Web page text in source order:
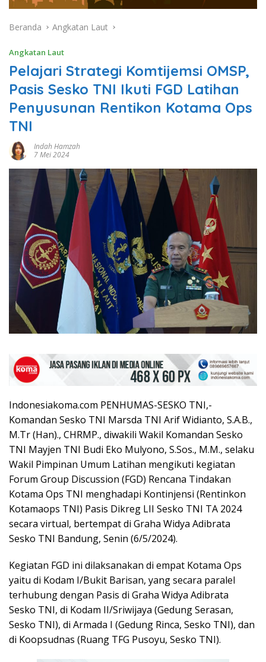
Beranda Angkatan Laut
Angkatan Laut
Pelajari Strategi Komtijemsi OMSP,
Pasis Sesko TNI Ikuti FGD Latihan
Penyusunan Rentikon Kotama Ops
TNI
Indah Hamzah
7 Mei 2024
Indonesiakoma.com PENHUMAS-SESKO TNI,-
Komandan Sesko TNI Marsda TNI Arif Widianto, S.A.B.,
M.Tr (Han)., CHRMP., diwakili Wakil Komandan Sesko
TNI Mayjen TNI Budi Eko Mulyono, S.Sos., M.M., selaku
Wakil Pimpinan Umum Latihan mengikuti kegiatan
Forum Group Discussion (FGD) Rencana Tindakan
Kotama Ops TNI menghadapi Kontinjensi (Rentinkon
Kotamaops TNI) Pasis Dikreg LII Sesko TNI TA 2024
secara virtual, bertempat di Graha Widya Adibrata
Sesko TNI Bandung, Senin (6/5/2024).
Kegiatan FGD ini dilaksanakan di empat Kotama Ops
yaitu di Kodam I/Bukit Barisan, yang secara paralel
terhubung dengan Pasis di Graha Widya Adibrata
Sesko TNI, di Kodam II/Sriwijaya (Gedung Serasan,
Sesko TNI), di Armada I (Gedung Rinca, Sesko TNI), dan
di Koopsudnas (Ruang TFG Pusoyu, Sesko TNI).